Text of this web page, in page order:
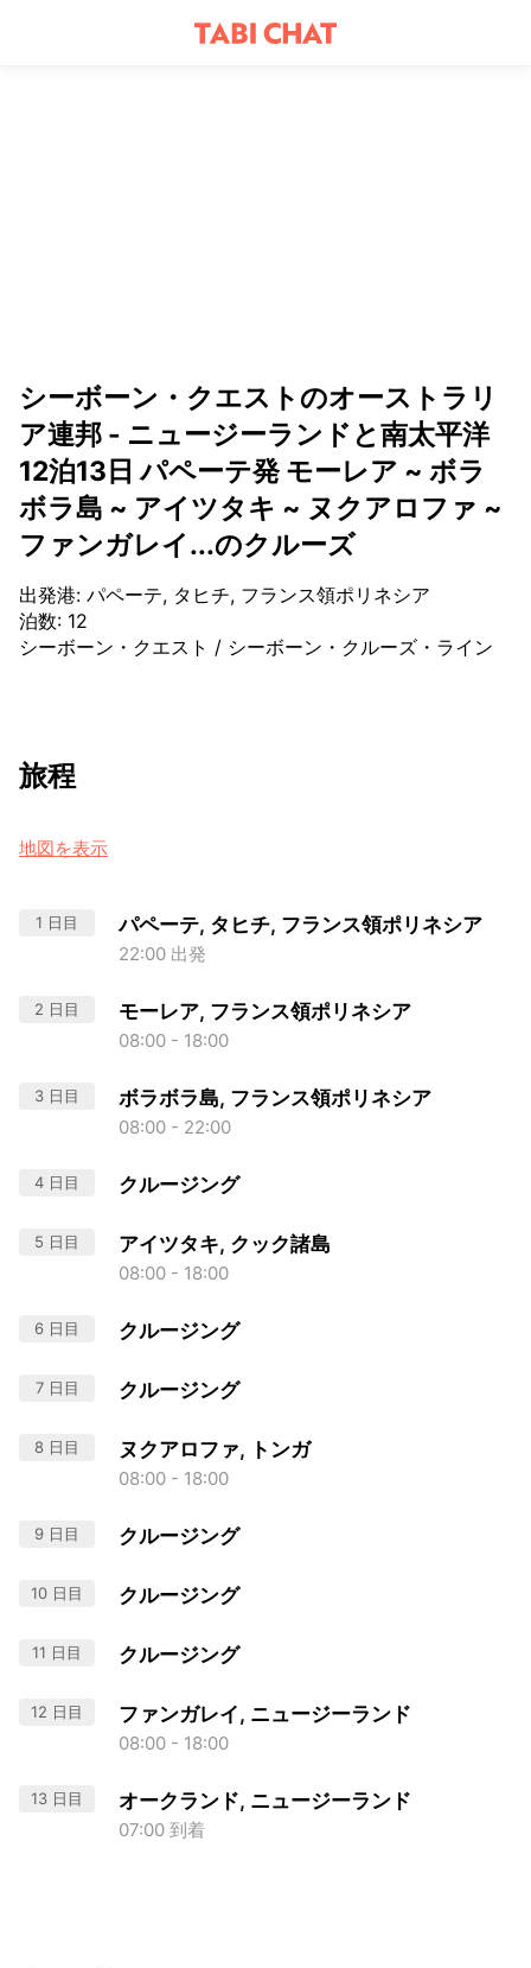
シーボーン・クエストのオーストラリ
ア連邦 - ニュージーランドと南太平洋
12泊13日 パペーテ発 モーレア ~ ボラ
ボラ島 ~ アイツタキ ~ ヌクアロファ ~
ファンガレイ...のクルーズ
出発港: パペーテ, タヒチ, フランス領ポリネシア
泊数: 12
シーボーン・クエスト / シーボーン・クルーズ・ライン
旅程
地図を表示
1 日目 パペーテ, タヒチ, フランス領ポリネシア
22:00 出発
2 日目 モーレア, フランス領ポリネシア
08:00 - 18:00
3 日目 ボラボラ島, フランス領ポリネシア
08:00 - 22:00
4 日目 クルージング
5 日目 アイツタキ, クック諸島
08:00 - 18:00
6 日目 クルージング
7 日目 クルージング
8 日目 ヌクアロファ, トンガ
08:00 - 18:00
9 日目 クルージング
10 日目 クルージング
11 日目 クルージング
12 日目 ファンガレイ, ニュージーランド
08:00 - 18:00
13 日目 オークランド, ニュージーランド
07:00 到着